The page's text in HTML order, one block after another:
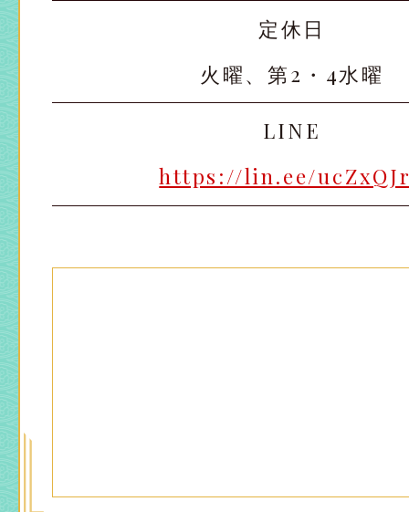
定休日
火曜、第2・4水曜
LINE
https://lin.ee/